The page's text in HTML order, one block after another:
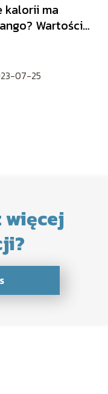
kalorii ma
Wartości
07-25
więcej